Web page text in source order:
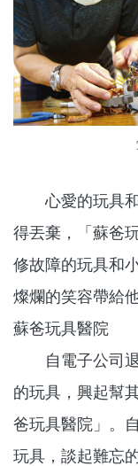
心愛的玩具和
得丟棄，「蘇爸
修故障的玩具和
燦爛的笑容帶給
蘇爸玩具醫院
自電子公司退
的玩具，興起幫
爸玩具醫院」。
玩具，談起難忘